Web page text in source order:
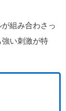
組み合わさっ
い刺激が特